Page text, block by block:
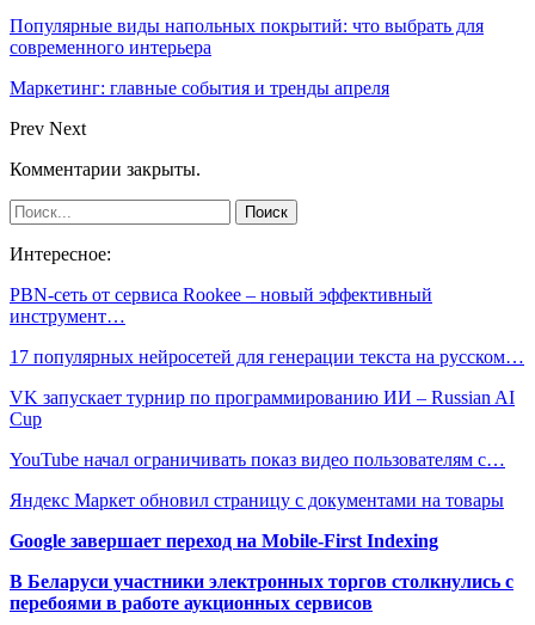
Популярные виды напольных покрытий: что выбрать для
современного интерьера
Маркетинг: главные события и тренды апреля
Prev Next
Комментарии закрыты.
Интересное:
PBN-сеть от сервиса Rookee – новый эффективный
инструмент…
17 популярных нейросетей для генерации текста на русском…
VK запускает турнир по программированию ИИ – Russian AI
Cup
YouTube начал ограничивать показ видео пользователям с…
Яндекс Маркет обновил страницу с документами на товары
Google завершает переход на Mobile-First Indexing
В Беларуси участники электронных торгов столкнулись с
перебоями в работе аукционных сервисов